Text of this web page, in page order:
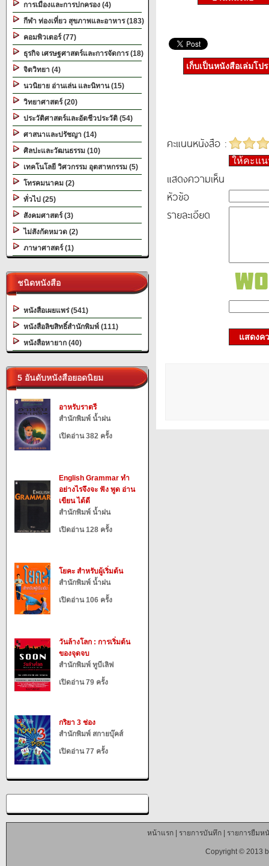
การเมืองและการปกครอง (4)
กีฬา ท่องเที่ยว สุขภาพและอาหาร (183)
คอมพิวเตอร์ (77)
ธุรกิจ เศรษฐศาสตร์และการจัดการ (18)
จิตวิทยา (4)
นวนิยาย อ่านเล่น และนิทาน (15)
วิทยาศาสตร์ (20)
ประวัติศาสตร์และอัตชีวประวัติ (54)
ศาสนาและปรัชญา (14)
ศิลปะและวัฒนธรรม (10)
เทคโนโลยี วิศวกรรม อุตสาหกรรม (5)
โทรคมนาคม (2)
ทั่วไป (25)
สังคมศาสตร์ (3)
ไม่สังกัดหมวด (2)
ภาษาศาสตร์ (1)
ชนิดหนังสือ
หนังสือเผยแพร่ (541)
หนังสือลิขสิทธิ์สำนักพิมพ์ (111)
หนังสือหายาก (40)
5 อันดับหนังสือยอดนิยม
อาหรับราตรี
สำนักพิมพ์ น้ำฝน
เปิดอ่าน 382 ครั้ง
English Grammar ทำ
อย่างไรจึงจะ ฟัง พูด อ่าน
เขียน ได้ดี
สำนักพิมพ์ น้ำฝน
เปิดอ่าน 128 ครั้ง
โยคะ สำหรับผู้เริ่มต้น
สำนักพิมพ์ น้ำฝน
เปิดอ่าน 106 ครั้ง
วันล้างโลก : การเริ่มต้น
ของจุดจบ
สำนักพิมพ์ ทูบีเลิฟ
เปิดอ่าน 79 ครั้ง
กริยา 3 ช่อง
สำนักพิมพ์ สกายบุ๊คส์
เปิดอ่าน 77 ครั้ง
เก็บเป็นหนังสือเล่มโป
คะแนนหนังสือ :
ให้คะแ
แสดงความเห็น
หัวข้อ
รายละเอียด
แสดงค
หน้าแรก| รายการบันทึก| รายการยืมห
Copyright © 2013